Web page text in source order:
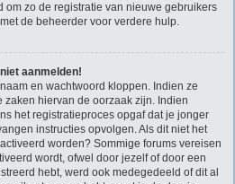
zo de registratie van nieuwe gebruikers
de beheerder voor verdere hulp.
aanmelden!
en wachtwoord kloppen. Indien ze
zaken hiervan de oorzaak zijn. Indien
het registratieproces opgaf dat je jonger
instructies opvolgen. Als dit niet het
worden? Sommige forums vereisen
wordt, ofwel door jezelf of door een
hebt, werd ook medegedeeld of dit al